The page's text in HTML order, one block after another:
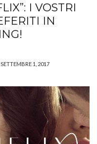
I VOSTRI
IN
SETTEMBRE 1, 2017